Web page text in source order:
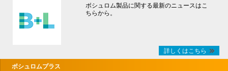
ボシュロム製品に関する最新のニュースはこ
ちらから。
詳しくはこちら
ボシュロムプラス